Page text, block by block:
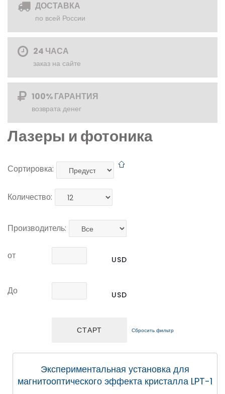
ДОСТАВКА
по всей России
24 ЧАСА
заказ на сайте
100% ГАРАНТИЯ
возврата денег
Лазеры и фотоника
Сортировка:
Количество:
Производитель:
от USD
До USD
Сбросить фильтр
Экспериментальная установка для
магнитооптического эффекта кристалла LPT-1